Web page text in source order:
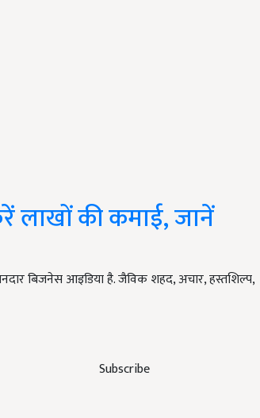
Subscribe
लाखों की कमाई, जानें
बिजनेस आइडिया है. जैविक शहद, अचार, हस्तशिल्प,